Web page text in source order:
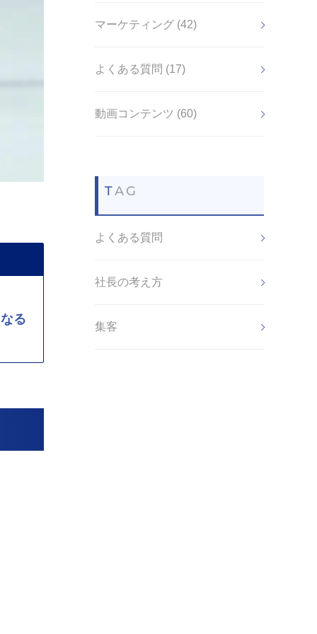
る
マーケティング (42)
よくある質問 (17)
動画コンテンツ (60)
TAG
よくある質問
社長の考え方
集客